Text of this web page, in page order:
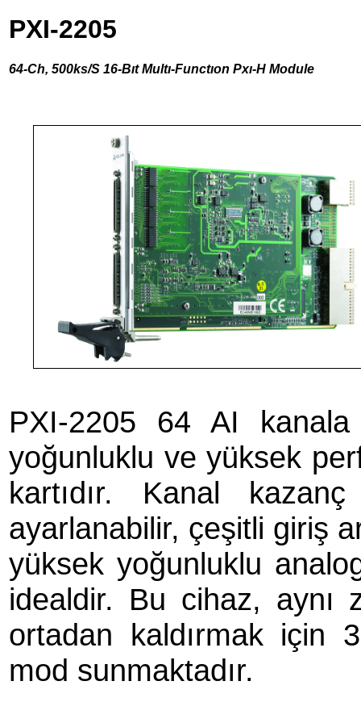
PXI-2205
64-Ch, 500ks/S 16-Bıt Multı-Functıon Pxı-H Module
PXI-2205 64 AI
yoğunluklu ve yüksek
kartıdır. Kanal
ayarlanabilir, çeşitli giriş
yüksek yoğunluklu
idealdir. Bu cihaz, aynı
ortadan kaldırmak için
mod sunmaktadır.